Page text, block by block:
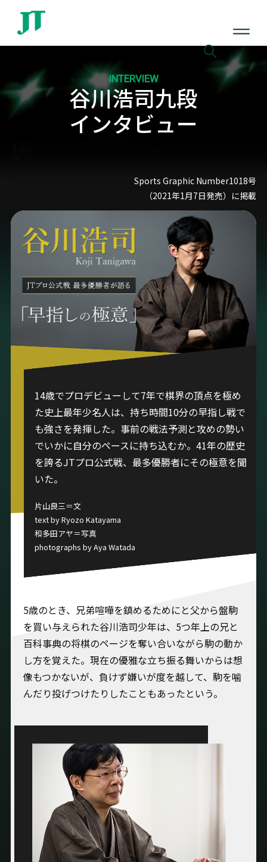
INTERVIEW
谷川浩司九段
インタビュー
Sports Graphic Number1018号
（2021年1月7日発売）に掲載
14歳でプロデビューして7年で棋界の頂点を極め
た史上最年少名人は、持ち時間10分の早指し戦で
も強さを発揮した。事前の戦法予測と攻めの勢い
でいかに自分のペースに持ち込むか。41年の歴史
を誇るJTプロ公式戦、最多優勝者にその極意を聞
いた。
片山良三＝文
text by Ryozo Katayama
和多田アヤ＝写真
photographs by Aya Watada
5歳のとき、兄弟喧嘩を鎮めるためにと父から盤駒
を買い与えられた谷川浩司少年は、5つ年上の兄と
百科事典の将棋のページを奪い合いながら駒の動か
し方を覚えた。現在の優雅な立ち振る舞いからは想
像もつかないが、負けず嫌いが度を越して、駒を噛
んだり投げつけたりしたこともあったという。